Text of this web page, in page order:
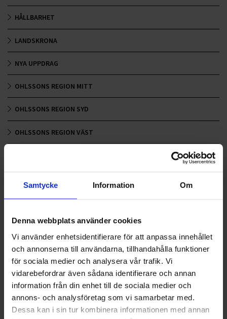
Samtycke Information Om
Denna webbplats använder cookies
Vi använder enhetsidentifierare för att anpassa innehållet
och annonserna till användarna, tillhandahålla funktioner
för sociala medier och analysera vår trafik. Vi
vidarebefordrar även sådana identifierare och annan
information från din enhet till de sociala medier och
annons- och analysföretag som vi samarbetar med.
Dessa kan i sin tur kombinera informationen med annan
HÅLLBARHET
LANDSKRONA
NYA UPPDRAG
OHLSSONS REGION MITT
OHLSSONS REGION SYD
OHLSSONS REGION VÄST
SAMARBETEN
SOCIALT ANSVAR
VELLINGE